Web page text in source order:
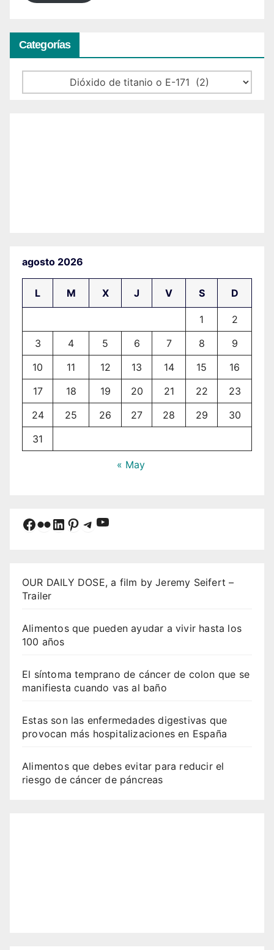
Categorías
Categorías
agosto 2026
L M X J V S D
1
2
3
4 5 6 7 8
9
10
11 12 13 14 15
16
17
18 19 20 21 22
23
24
25 26 27 28 29
30
31
« May
Facebook
Flickr
LinkedIn
Pinterest
Telegram
YouTube
OUR DAILY DOSE, a film by Jeremy Seifert –
Trailer
Alimentos que pueden ayudar a vivir hasta los
100 años
El síntoma temprano de cáncer de colon que se
manifiesta cuando vas al baño
Estas son las enfermedades digestivas que
provocan más hospitalizaciones en España
Alimentos que debes evitar para reducir el
riesgo de cáncer de páncreas